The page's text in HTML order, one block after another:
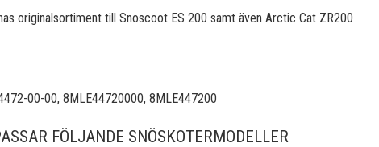
originalsortiment till Snoscoot ES 200 samt även Arctic Cat ZR200
00-00, 8MLE44720000, 8MLE447200
FÖLJANDE SNÖSKOTERMODELLER